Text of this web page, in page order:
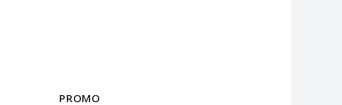
PROMO